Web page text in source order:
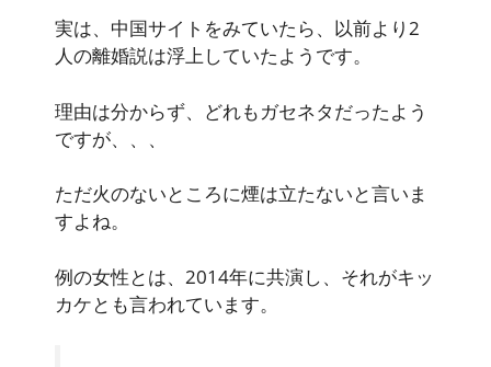
実は、中国サイトをみていたら、以前より2
人の離婚説は浮上していたようです。
理由は分からず、どれもガセネタだったよう
ですが、、、
ただ火のないところに煙は立たないと言いま
すよね。
例の女性とは、2014年に共演し、それがキッ
カケとも言われています。